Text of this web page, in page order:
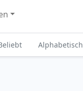
Alphabetisch